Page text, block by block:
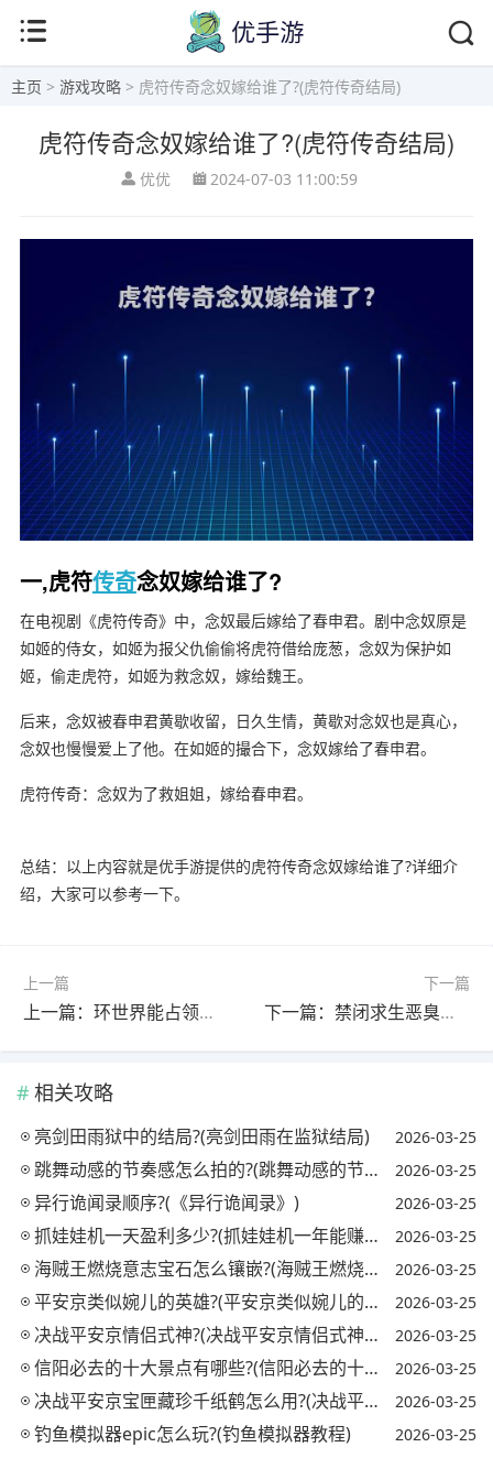
主页 > 游戏攻略 > 虎符传奇念奴嫁给谁了?(虎符传奇结局)
虎符传奇念奴嫁给谁了?(虎符传奇结局)
优优 2024-07-03 11:00:59
一,虎符传奇念奴嫁给谁了?
在电视剧《虎符传奇》中，念奴最后嫁给了春申君。剧中念奴原是
如姬的侍女，如姬为报父仇偷偷将虎符借给庞葱，念奴为保护如
姬，偷走虎符，如姬为救念奴，嫁给魏王。
后来，念奴被春申君黄歇收留，日久生情，黄歇对念奴也是真心，
念奴也慢慢爱上了他。在如姬的撮合下，念奴嫁给了春申君。
虎符传奇：念奴为了救姐姐，嫁给春申君。
总结：以上内容就是优手游提供的虎符传奇念奴嫁给谁了?详细介
绍，大家可以参考一下。
上一篇
上一篇：环世界能占领全世界吗?(环世界能占领全世界吗知乎)
下一篇
下一篇：禁闭求生恶臭排放器都能吸引什么虫子?(禁闭求生放屁虫)
相关攻略
亮剑田雨狱中的结局?(亮剑田雨在监狱结局) 2026-03-25
跳舞动感的节奏感怎么拍的?(跳舞动感的节奏感怎么拍的视频) 2026-03-25
异行诡闻录顺序?(《异行诡闻录》) 2026-03-25
抓娃娃机一天盈利多少?(抓娃娃机一年能赚多少钱) 2026-03-25
海贼王燃烧意志宝石怎么镶嵌?(海贼王燃烧意志宝石镶嵌攻略) 2026-03-25
平安京类似婉儿的英雄?(平安京类似婉儿的英雄名字) 2026-03-25
决战平安京情侣式神?(决战平安京情侣式神怎么获得) 2026-03-25
信阳必去的十大景点有哪些?(信阳必去的十大景点有哪些地方) 2026-03-25
决战平安京宝匣藏珍千纸鹤怎么用?(决战平安京匣中珍宝活动) 2026-03-25
钓鱼模拟器epic怎么玩?(钓鱼模拟器教程) 2026-03-25